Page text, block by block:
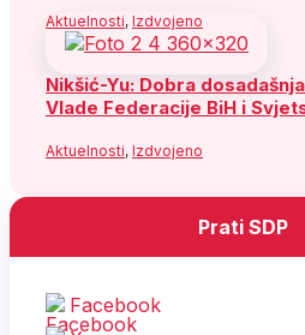
Aktuelnosti, Izdvojeno
Nikšić-Yu: Dobra
Vlade Federacije BiH i
Aktuelnosti, Izdvojeno
Prati SDP
Facebook